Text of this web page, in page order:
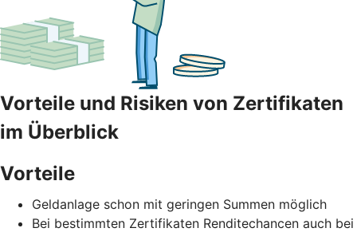
Vorteile und Risiken von Zertifikaten
im Überblick
Vorteile
Geldanlage schon mit geringen Summen möglich
Bei bestimmten Zertifikaten Renditechancen auch bei